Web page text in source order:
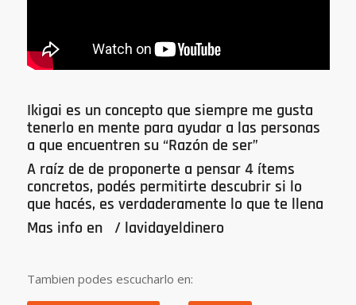
Ikigai es un concepto que siempre me gusta
tenerlo en mente para ayudar a las personas
a que encuentren su “Razón de ser”
A raíz de de proponerte a pensar 4 ítems
concretos, podés permitirte descubrir si lo
que hacés, es verdaderamente lo que te llena
Mas info en
/ lavidayeldinero
Tambien podes escucharlo en: